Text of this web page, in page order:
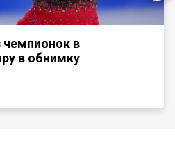
чемпионок в
в обнимку